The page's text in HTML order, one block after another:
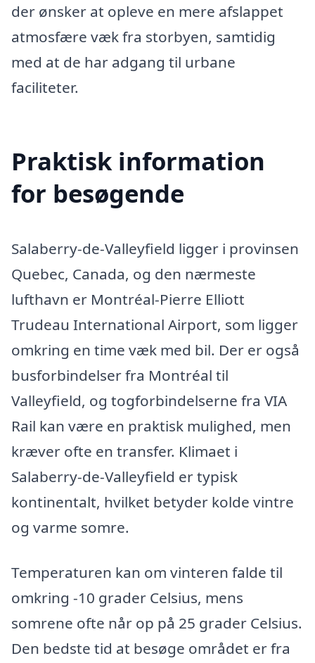
der ønsker at opleve en mere afslappet
atmosfære væk fra storbyen, samtidig
med at de har adgang til urbane
faciliteter.
Praktisk information
for besøgende
Salaberry-de-Valleyfield ligger i provinsen
Quebec, Canada, og den nærmeste
lufthavn er Montréal-Pierre Elliott
Trudeau International Airport, som ligger
omkring en time væk med bil. Der er også
busforbindelser fra Montréal til
Valleyfield, og togforbindelserne fra VIA
Rail kan være en praktisk mulighed, men
kræver ofte en transfer. Klimaet i
Salaberry-de-Valleyfield er typisk
kontinentalt, hvilket betyder kolde vintre
og varme somre.
Temperaturen kan om vinteren falde til
omkring -10 grader Celsius, mens
somrene ofte når op på 25 grader Celsius.
Den bedste tid at besøge området er fra